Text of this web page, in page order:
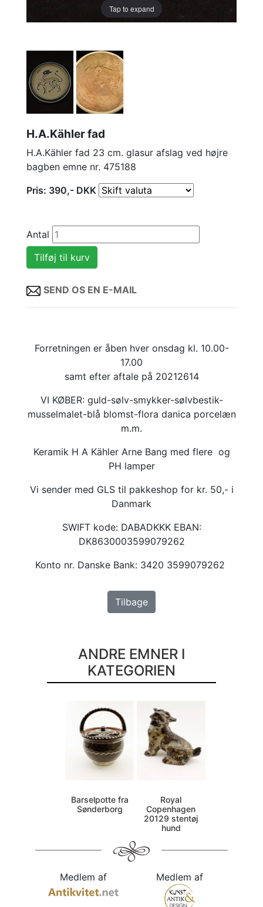
Tap to expand
H.A.Kähler fad
H.A.Kähler fad 23 cm. glasur afslag ved højre
bagben emne nr. 475188
Pris: 390,- DKK
Antal
SEND OS EN E-MAIL
Forretningen er åben hver onsdag kl. 10.00-
17.00
samt efter aftale på 20212614
VI KØBER: guld-sølv-smykker-sølvbestik-
musselmalet-blå blomst-flora danica porcelæn
m.m.
Keramik H A Kähler Arne Bang med flere og
PH lamper
Vi sender med GLS til pakkeshop for kr. 50,- i
Danmark
SWIFT kode: DABADKKK EBAN:
DK8630003599079262
Konto nr. Danske Bank: 3420 3599079262
Tilbage
ANDRE EMNER I
KATEGORIEN
Barselpotte fra
Sønderborg
Royal
Copenhagen
20129 stentøj
hund
Medlem af Medlem af